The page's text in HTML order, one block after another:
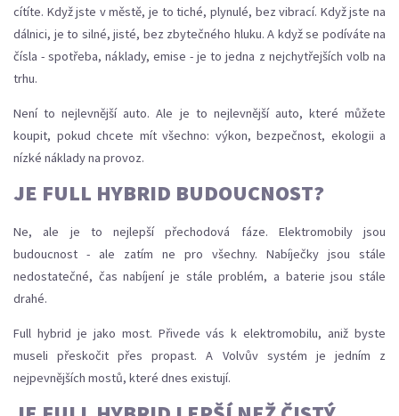
cítíte. Když jste v městě, je to tiché, plynulé, bez vibrací. Když jste na
dálnici, je to silné, jisté, bez zbytečného hluku. A když se podíváte na
čísla - spotřeba, náklady, emise - je to jedna z nejchytřejších volb na
trhu.
Není to nejlevnější auto. Ale je to nejlevnější auto, které můžete
koupit, pokud chcete mít všechno: výkon, bezpečnost, ekologii a
nízké náklady na provoz.
JE FULL HYBRID BUDOUCNOST?
Ne, ale je to nejlepší přechodová fáze. Elektromobily jsou
budoucnost - ale zatím ne pro všechny. Nabíječky jsou stále
nedostatečné, čas nabíjení je stále problém, a baterie jsou stále
drahé.
Full hybrid je jako most. Přivede vás k elektromobilu, aniž byste
museli přeskočit přes propast. A Volvův systém je jedním z
nejpevnějších mostů, které dnes existují.